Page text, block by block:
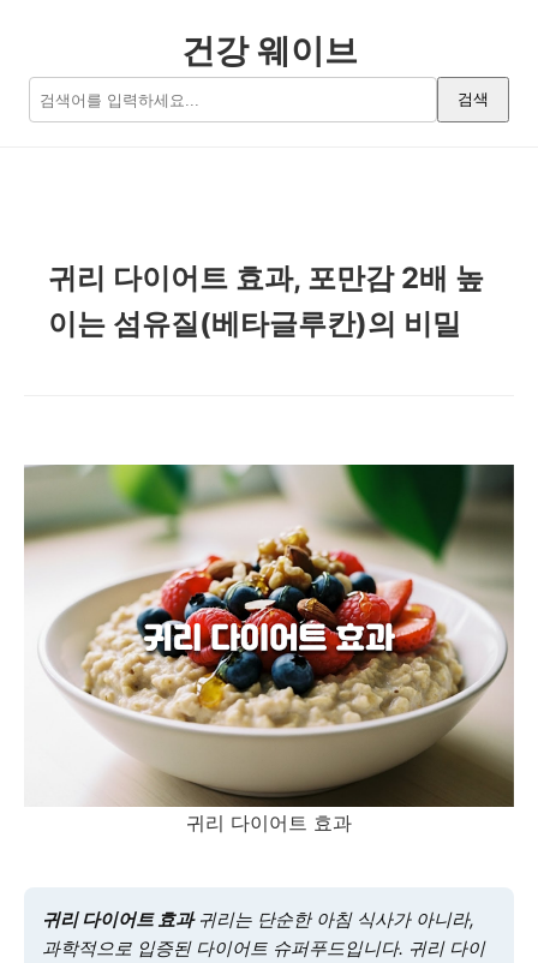
건강 웨이브
검색
귀리 다이어트 효과, 포만감 2배 높
이는 섬유질(베타글루칸)의 비밀
귀리 다이어트 효과
귀리 다이어트 효과귀리는 단순한 아침 식사가 아니라,
과학적으로 입증된 다이어트 슈퍼푸드입니다. 귀리 다이